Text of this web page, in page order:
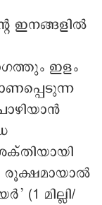
ഇനങ്ങളിൽ
ഇളം
രൂക്ഷമായാൽ
(1 മില്ലി/